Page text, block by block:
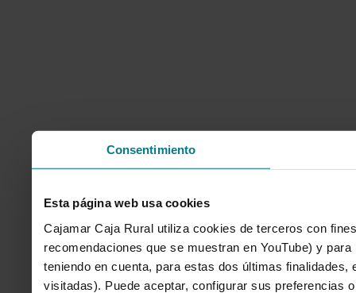
Consentimiento
Esta página web usa cookies
Cajamar Caja Rural utiliza cookies de terceros con
recomendaciones que se muestran en YouTube) y
teniendo en cuenta, para estas dos últimas
visitadas). Puede aceptar, configurar sus preferencias